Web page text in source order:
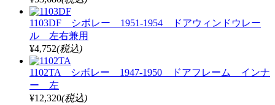
1103DF シボレー 1951-1954 ドアウィンドウレー
ル 左右兼用
¥4,752(税込)
1102TA シボレー 1947-1950 ドアフレーム インナ
ー 左
¥12,320(税込)